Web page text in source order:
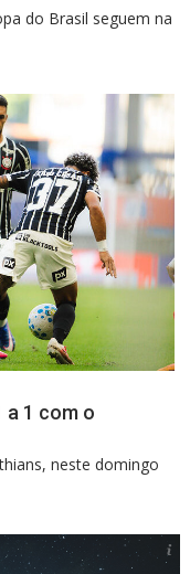
do Brasil seguem na
a 1 com o
neste domingo